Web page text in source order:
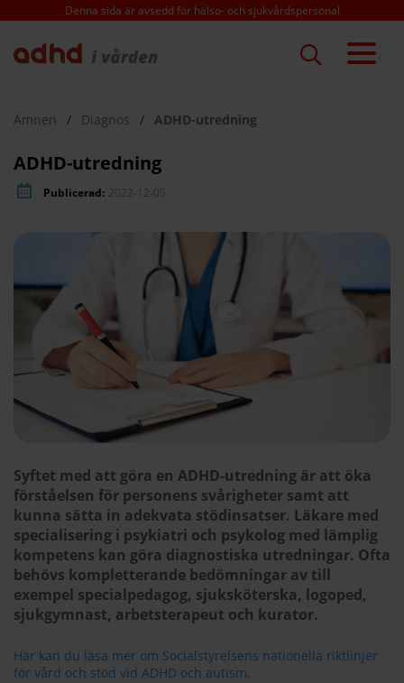
till
huvudinnehåll
Denna sida är avsedd för hälso- och sjukvårdspersonal
Ämnen / Diagnos / ADHD-utredning
ADHD-utredning
Publicerad: 2022-12-05
Syftet med att göra en ADHD-utredning är att öka
förståelsen för personens svårigheter samt att
kunna sätta in adekvata stödinsatser. Läkare med
specialisering i psykiatri och psykolog med lämplig
kompetens kan göra diagnostiska utredningar. Ofta
behövs kompletterande bedömningar av till
exempel specialpedagog, sjuksköterska, logoped,
sjukgymnast, arbetsterapeut och kurator.
Här kan du läsa mer om Socialstyrelsens nationella riktlinjer
för vård och stöd vid ADHD och autism.